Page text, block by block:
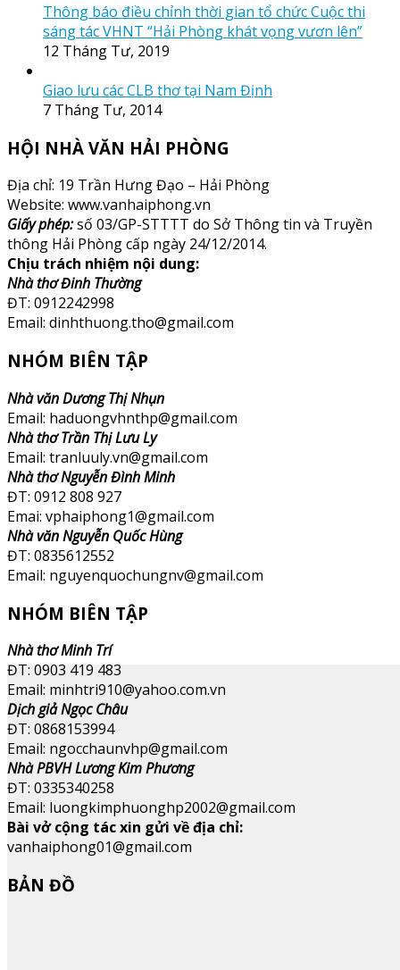
Thông báo điều chỉnh thời gian tổ chức Cuộc thi
sáng tác VHNT “Hải Phòng khát vọng vươn lên”
12 Tháng Tư, 2019
Giao lưu các CLB thơ tại Nam Định
7 Tháng Tư, 2014
HỘI NHÀ VĂN HẢI PHÒNG
Địa chỉ: 19 Trần Hưng Đạo – Hải Phòng
Website: www.vanhaiphong.vn
Giấy phép:số 03/GP-STTTT do Sở Thông tin và Truyền
thông Hải Phòng cấp ngày 24/12/2014.
Chịu trách nhiệm nội dung:
Nhà thơ Đinh Thường
ĐT: 0912242998
Email: dinhthuong.tho@gmail.com
NHÓM BIÊN TẬP
Nhà văn Dương Thị Nhụn
Email: haduongvhnthp@gmail.com
Nhà thơ Trần Thị Lưu Ly
Email: tranluuly.vn@gmail.com
Nhà thơ Nguyễn Đình Minh
ĐT: 0912 808 927
Emai: vphaiphong1@gmail.com
Nhà văn Nguyễn Quốc Hùng
ĐT: 0835612552
Email: nguyenquochungnv@gmail.com
NHÓM BIÊN TẬP
Nhà thơ Minh Trí
ĐT: 0903 419 483
Email: minhtri910@yahoo.com.vn
Dịch giả Ngọc Châu
ĐT: 0868153994
Email: ngocchaunvhp@gmail.com
Nhà PBVH Lương Kim Phương
ĐT: 0335340258
Email: luongkimphuonghp2002@gmail.com
Bài vở cộng tác xin gửi về địa chỉ:
vanhaiphong01@gmail.com
BẢN ĐỒ